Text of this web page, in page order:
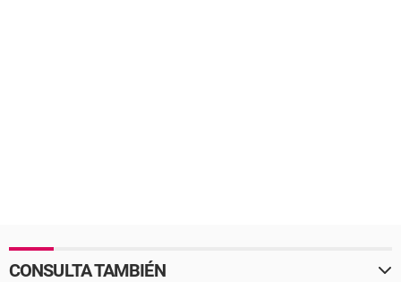
CONSULTA TAMBIÉN